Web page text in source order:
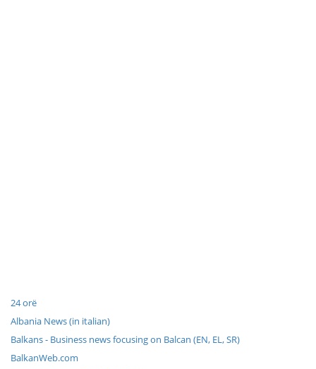
24 orë
Albania News (in italian)
Balkans - Business news focusing on Balcan (EN, EL, SR)
BalkanWeb.com